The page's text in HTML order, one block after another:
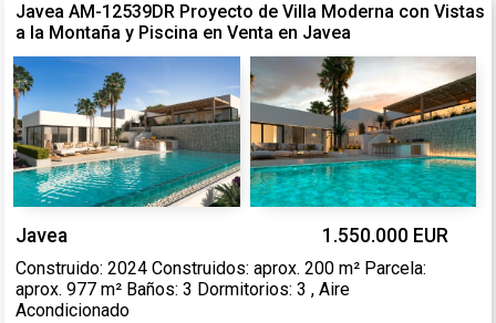
Javea AM-12539DR Proyecto de Villa Moderna con Vistas
a la Montaña y Piscina en Venta en Javea
Javea 1.550.000 EUR
Construido: 2024 Construidos: aprox. 200 m² Parcela:
aprox. 977 m² Baños: 3 Dormitorios: 3 , Aire
Acondicionado